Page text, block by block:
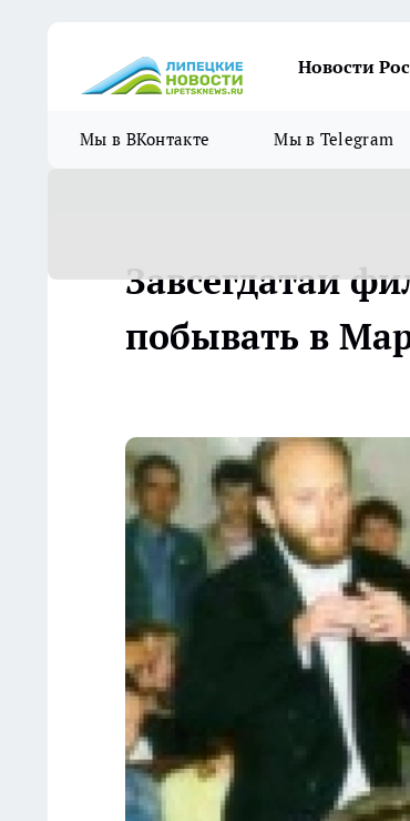
Новости
Мы в ВКонтакте Мы в Telegram
Завсегдатаи
побывать в